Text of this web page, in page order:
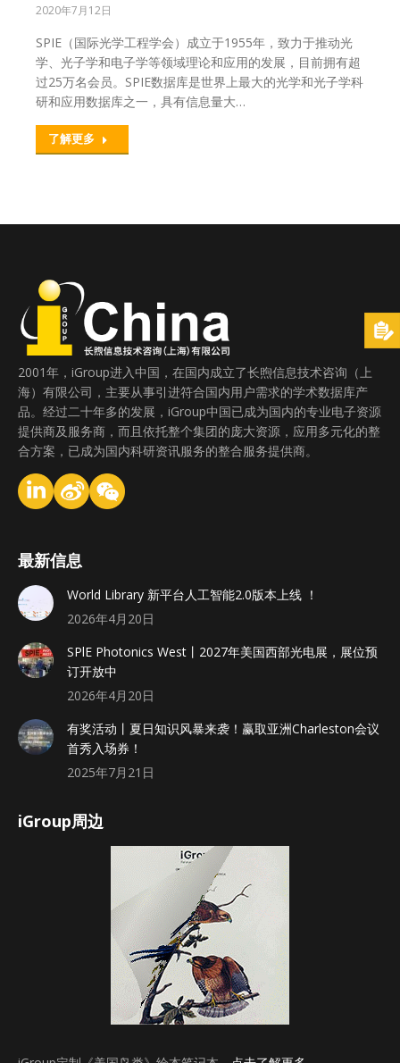
2020年7月12日
SPIE（国际光学工程学会）成立于1955年，致力于推动光
学、光子学和电子学等领域理论和应用的发展，目前拥有超
过25万名会员。SPIE数据库是世界上最大的光学和光子学科
研和应用数据库之一，具有信息量大…
了解更多
2001年，iGroup进入中国，在国内成立了长煦信息技术咨询（上
海）有限公司，主要从事引进符合国内用户需求的学术数据库产
品。经过二十年多的发展，iGroup中国已成为国内的专业电子资源
提供商及服务商，而且依托整个集团的庞大资源，应用多元化的整
合方案，已成为国内科研资讯服务的整合服务提供商。
最新信息
World Library 新平台人工智能2.0版本上线 ！
2026年4月20日
SPlE Photonics West丨2027年美国西部光电展，展位预
订开放中
2026年4月20日
有奖活动丨夏日知识风暴来袭！赢取亚洲Charleston会议
首秀入场券！
2025年7月21日
iGroup周边